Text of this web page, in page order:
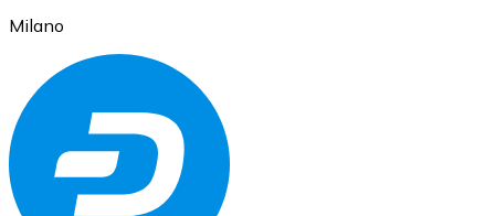
Ethereum
ETH
Milano